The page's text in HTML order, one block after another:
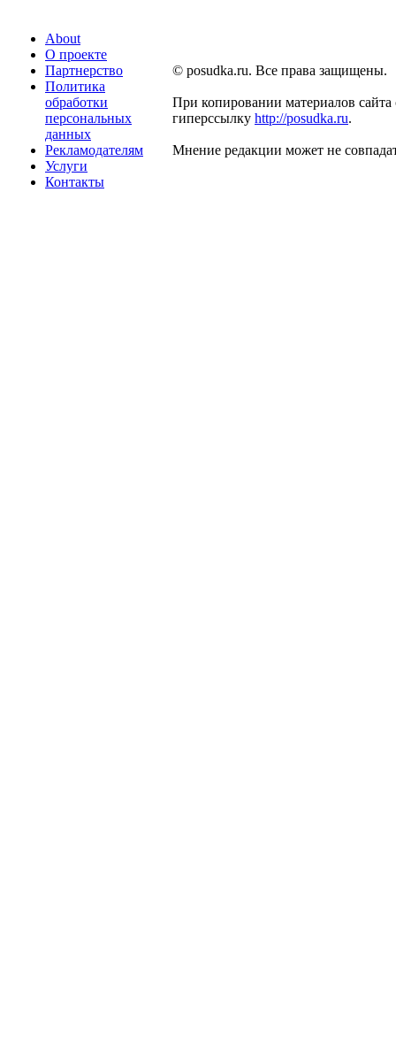
About
О проекте
Партнерство
Политика
обработки
персональных
данных
Рекламодателям
Услуги
Контакты
© posudka.ru. Все права защищены.
При копировании материалов сайта
гиперссылку http://posudka.ru.
Мнение редакции может не